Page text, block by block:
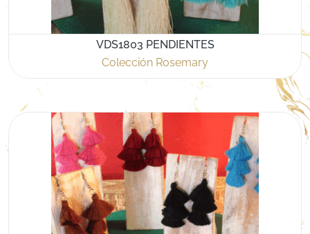
VDS1803 PENDIENTES
Colección Rosemary